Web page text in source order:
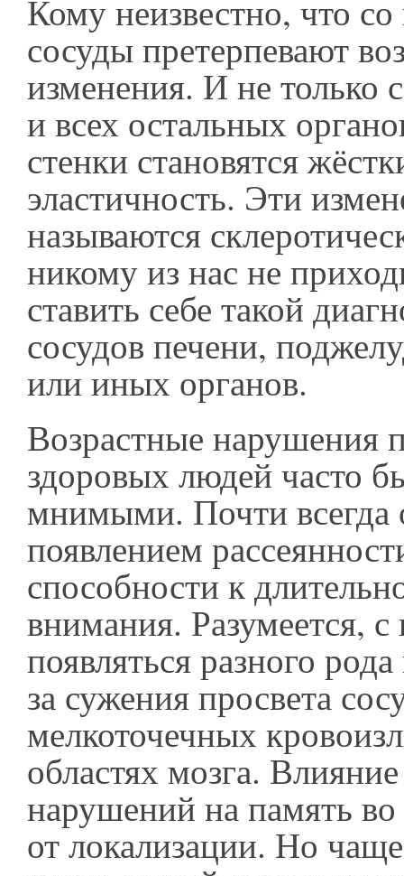
Кому неизвестно, что
сосуды претерпевают
изменения. И не только
и всех остальных
стенки становятся
эластичность. Эти
называются
никому из нас не
ставить себе такой
сосудов печени,
или иных органов.
Возрастные нарушения
здоровых людей часто
мнимыми. Почти всегда
появлением
способности к
внимания. Разумеется, с
появляться разного
за сужения просвета
мелкоточечных
областях мозга.
нарушений на память
от локализации. Но